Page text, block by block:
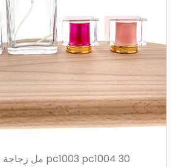
pc1003 pc1004 30 مل زجاجة عطر 50 مل